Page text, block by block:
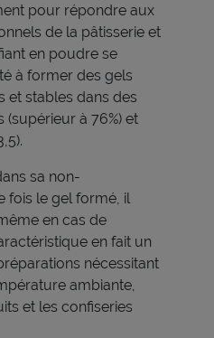
pour répondre aux
de la pâtisserie et
en poudre se
à former des gels
et stables dans des
(supérieur à 76%) et
sa non-
fois le gel formé, il
en cas de
en fait un
nécessitant
ambiante,
et les confiseries